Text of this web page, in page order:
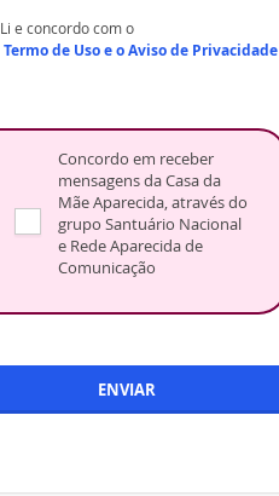
Li e concordo com o
Termo de Usoe oAviso de Privacidade
Concordo em receber
mensagens da Casa da
Mãe Aparecida, através do
grupo Santuário Nacional
e Rede Aparecida de
Comunicação
ENVIAR